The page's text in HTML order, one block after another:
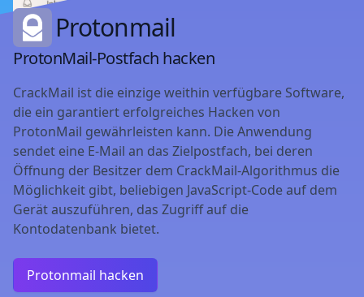
Protonmail
ProtonMail-Postfach hacken
CrackMail ist die einzige weithin verfügbare Software,
die ein garantiert erfolgreiches Hacken von
ProtonMail gewährleisten kann. Die Anwendung
sendet eine E-Mail an das Zielpostfach, bei deren
Öffnung der Besitzer dem CrackMail-Algorithmus die
Möglichkeit gibt, beliebigen JavaScript-Code auf dem
Gerät auszuführen, das Zugriff auf die
Kontodatenbank bietet.
Protonmail hacken